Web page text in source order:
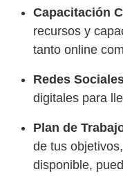
Capacitación
recursos y
tanto online
Redes
digitales para
Plan de
de tus
disponible,